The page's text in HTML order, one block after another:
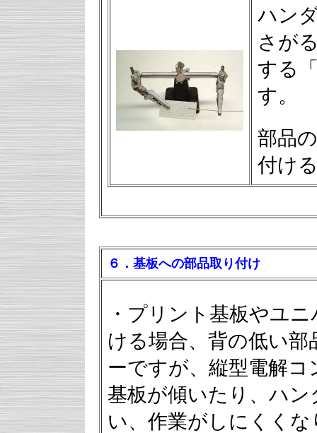
ハン
さが
する
す。
部品
付け
６．基板への部品取り付け
・プリント基板やユ
ける場合、背の低い
ーですが、縦型電解
基板が傾いたり、ハ
い、作業がしにくくな